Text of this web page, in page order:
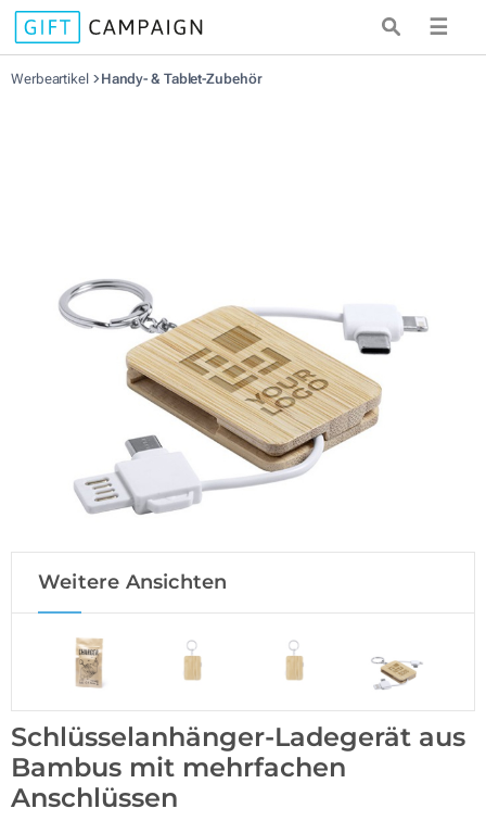
☰
Werbeartikel Handy- & Tablet-Zubehör
Weitere Ansichten
Schlüsselanhänger-Ladegerät aus
Bambus mit mehrfachen
Anschlüssen